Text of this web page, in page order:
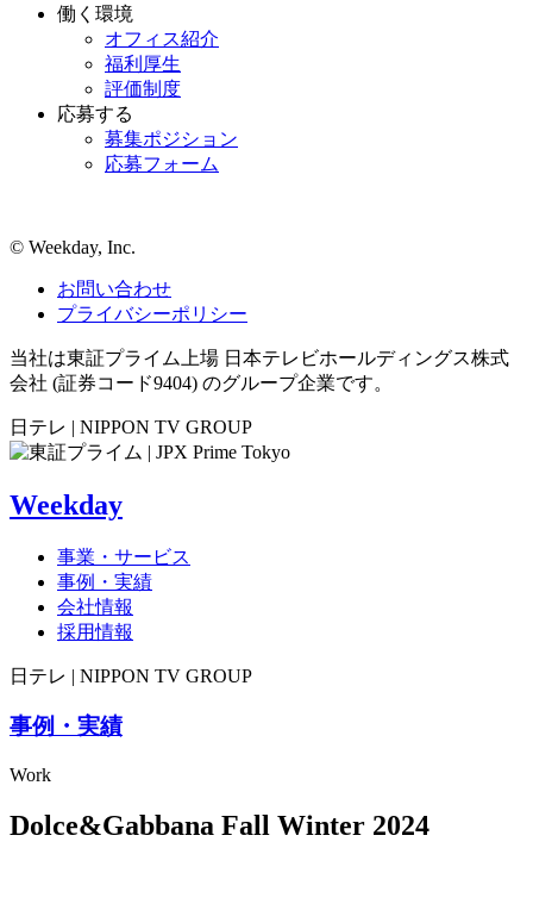
働く環境
オフィス紹介
福利厚生
評価制度
応募する
募集ポジション
応募フォーム
©︎ Weekday, Inc.
お問い合わせ
プライバシーポリシー
当社は東証プライム上場 日本テレビホールディングス株式
会社 (証券コード9404) のグループ企業です。
日テレ | NIPPON TV GROUP
Weekday
事業・サービス
事例・実績
会社情報
採用情報
日テレ | NIPPON TV GROUP
事例・実績
Work
Dolce&Gabbana Fall Winter 2024